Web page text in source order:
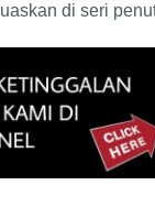
di seri